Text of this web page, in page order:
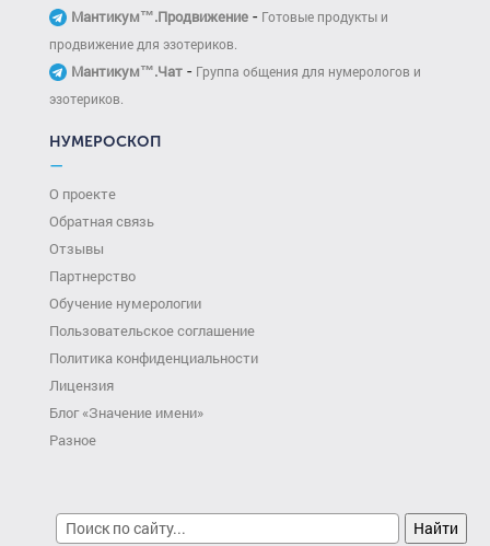
Мантикум™.Продвижение - Готовые продукты и
продвижение для эзотериков.
Мантикум™.Чат - Группа общения для нумерологов и
эзотериков.
НУМЕРОСКОП
—
О проекте
Обратная связь
Отзывы
Партнерство
Обучение нумерологии
Пользовательское соглашение
Политика конфиденциальности
Лицензия
Блог «Значение имени»
Разное